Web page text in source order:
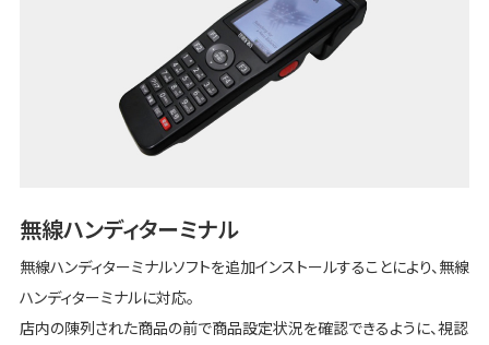
無線ハンディターミナル
無線ハンディターミナルソフトを追加インストールすることにより、無線
ハンディターミナルに対応。
店内の陳列された商品の前で商品設定状況を確認できるように、視認